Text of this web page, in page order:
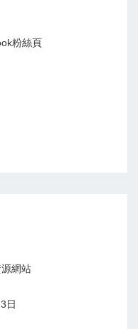
粉絲頁
網站
日